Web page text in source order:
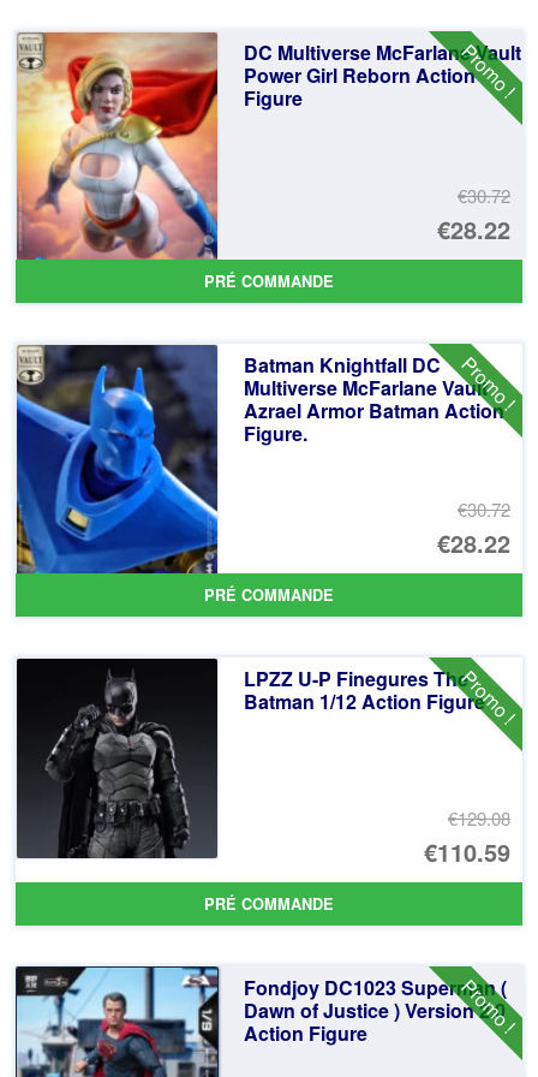
Promo !
DC Multiverse McFarlane Vault
Power Girl Reborn Action
Figure
€30.72
Le
€28.22
Le
PRÉ COMMANDE
Promo !
Batman Knightfall DC
Multiverse McFarlane Vault
Azrael Armor Batman Action
Figure.
€30.72
Le
€28.22
Le
PRÉ COMMANDE
Promo !
LPZZ U-P Finegures The
Batman 1/12 Action Figure
€129.08
Le
€110.59
Le
PRÉ COMMANDE
Promo !
Fondjoy DC1023 Superman (
Dawn of Justice ) Version 2.0
Action Figure